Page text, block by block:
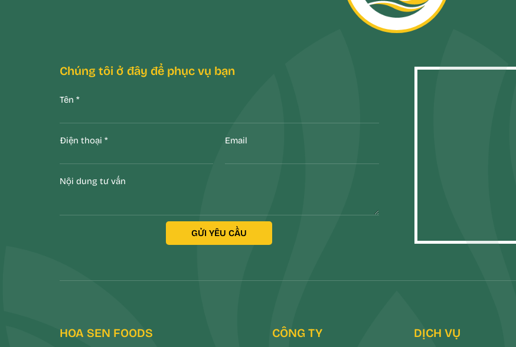
Chúng tôi ở đây để phục vụ bạn
Tên *
Điện thoại * Email
Nội dung tư vấn
GỬI YÊU CẦU
HOA SEN FOODS CÔNG TY DỊCH VỤ